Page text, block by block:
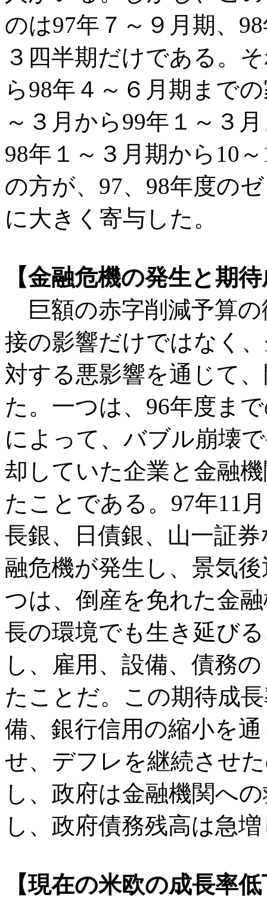
のは97年７～９月期、
３四半期だけである。
ら98年４～６月期まで
～３月から99年１～３
98年１～３月期から10
の方が、97、98年度の
に大きく寄与した。
【金融危機の発生と期
巨額の赤字削減予算の
接の影響だけではなく
対する悪影響を通じて
た。一つは、96年度ま
によって、バブル崩壊
却していた企業と金融
たことである。97年11
長銀、日債銀、山一証
融危機が発生し、景気
つは、倒産を免れた金
長の環境でも生き延び
し、雇用、設備、債務
たことだ。この期待成
備、銀行信用の縮小を
せ、デフレを継続させ
し、政府は金融機関へ
し、政府債務残高は急
【現在の米欧の成長率